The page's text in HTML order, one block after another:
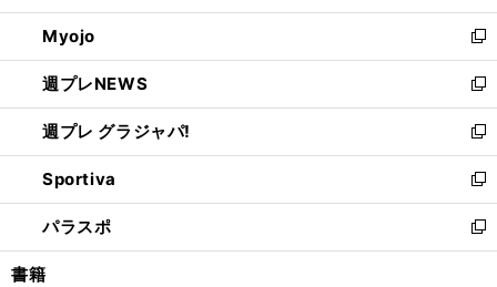
開
く
ウ
で
開
く
ン
ド
ウ
で
開
く
ウ
ィ
ン
ド
ウ
で
開
く
Myojo
新
し
い
ウ
ィ
ン
ド
ウ
で
開
週プレNEWS
新
し
い
ウ
ィ
ン
ド
ウ
週プレ グラジャパ!
新
し
い
ウ
ィ
ン
Sportiva
新
し
い
ウ
パラスポ
新
し
書籍